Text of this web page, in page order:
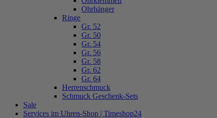
Ohrhänger
Ringe
Gr. 52
Gr. 50
Gr. 54
Gr. 56
Gr. 58
Gr. 62
Gr. 64
Herrenschmuck
Schmuck Geschenk-Sets
Sale
Services im Uhren-Shop | Timeshop24